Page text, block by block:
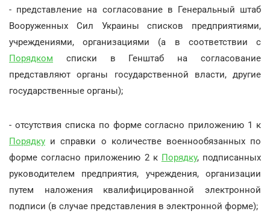
- представление на согласование в Генеральный штаб
Вооруженных Сил Украины списков предприятиями,
учреждениями, организациями (а в соответствии с
Порядком списки в Генштаб на согласование
представляют органы государственной власти, другие
государственные органы);
- отсутствия списка по форме согласно приложению 1 к
Порядку и справки о количестве военнообязанных по
форме согласно приложению 2 к Порядку, подписанных
руководителем предприятия, учреждения, организации
путем наложения квалифицированной электронной
подписи (в случае представления в электронной форме);